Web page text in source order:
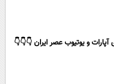
سلاحورزشزبان
و یوتیوب عصر ایران 👇👇👇